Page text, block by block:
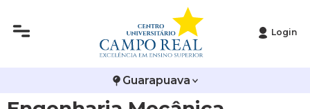
Login
Guarapuava
Arquitetura e Urbanismo
Vestibular de Inverno
Vestibular de Medicina
2ª Via de Boleto
Atestado de Matrícula
Avalie a Campo Real
Bolsas e Incentivos